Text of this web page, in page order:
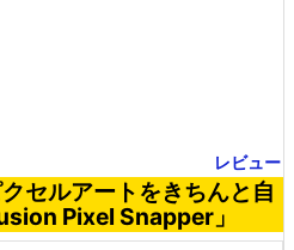
レビュー
セルアートをきちんと自
Pixel Snapper」